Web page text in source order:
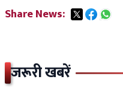
Share News:
जरूरी खबरें